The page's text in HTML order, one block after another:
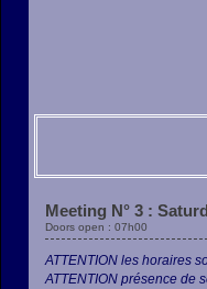
Meeting N° 3 :
Doors open : 07h00
ATTENTION les horaires
ATTENTION présence de